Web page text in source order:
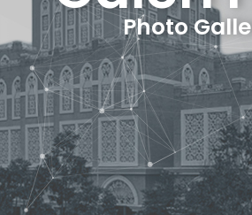
Photo